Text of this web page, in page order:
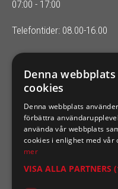
07:00 - 17:00
Telefontider: 08.00-16.00
SIXTEN NILSSONS
Organisationsnummer
Denna
cookies
Denna webbplats
förbättra
använda vår webbplats
cookies i enlighet med vår
mer
VISA ALLA PARTNERS